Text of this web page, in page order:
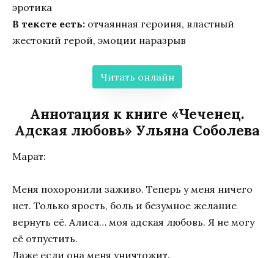
эротика
В тексте есть: отчаянная героиня, властный
жестокий герой, эмоции наразрыв
Читать онлайн
Аннотация к книге «Чеченец.
Адская любовь» Ульяна Соболева
Марат:
Меня похоронили заживо. Теперь у меня ничего
нет. Только ярость, боль и безумное желание
вернуть её. Алиса… моя адская любовь. Я не могу
её отпустить.
Даже если она меня уничтожит.